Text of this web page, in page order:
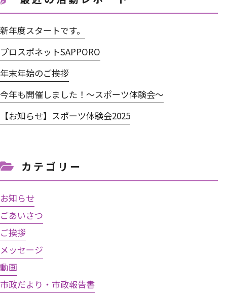
新年度スタートです。
プロスポネットSAPPORO
年末年始のご挨拶
今年も開催しました！～スポーツ体験会～
【お知らせ】スポーツ体験会2025
カテゴリー
お知らせ
ごあいさつ
ご挨拶
メッセージ
動画
市政だより・市政報告書